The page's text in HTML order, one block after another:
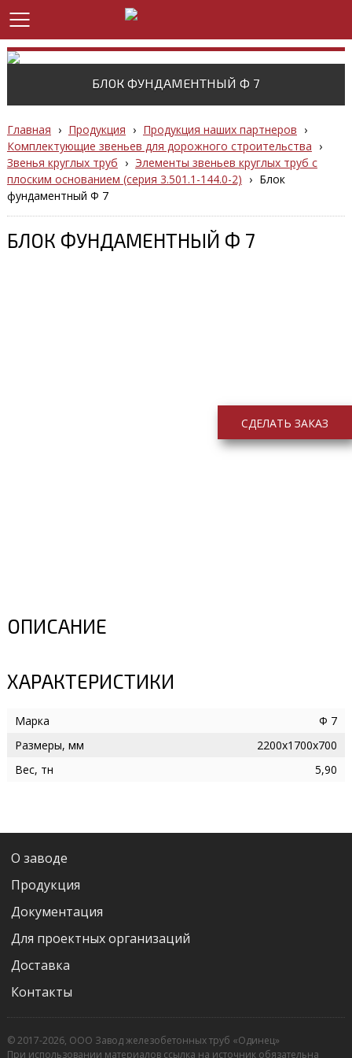
БЛОК ФУНДАМЕНТНЫЙ Ф 7
Главная › Продукция › Продукция наших партнеров ›
Комплектующие звеньев для дорожного строительства ›
Звенья круглых труб › Элементы звеньев круглых труб с
плоским основанием (серия 3.501.1-144.0-2) › Блок
фундаментный Ф 7
БЛОК ФУНДАМЕНТНЫЙ Ф 7
ОПИСАНИЕ
ХАРАКТЕРИСТИКИ
Марка
Ф 7
Размеры, мм
2200х1700х700
Вес, тн
5,90
О заводе
Продукция
Документация
Для проектных организаций
Доставка
Контакты
© 2017-2026, ООО Завод железобетонных труб «Одинец»
При использовании материалов ссылка на источник обязательна
СДЕЛАТЬ ЗАКАЗ